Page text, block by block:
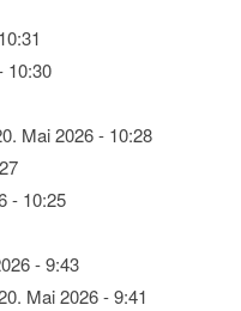
10:30
Mai 2026 - 10:28
- 10:25
- 9:43
Mai 2026 - 9:41